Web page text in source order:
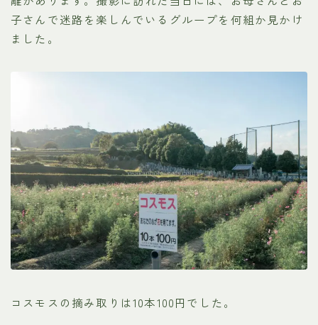
子さんで迷路を楽しんでいるグループを何組か見かけ
ました。
コスモスの摘み取りは10本100円でした。